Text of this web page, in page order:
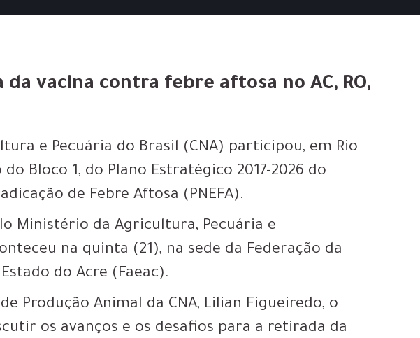
vacina contra febre aftosa no AC, RO,
e Pecuária do Brasil (CNA) participou, em Rio
Bloco 1, do Plano Estratégico 2017-2026 do
de Febre Aftosa (PNEFA).
Ministério da Agricultura, Pecuária e
na quinta (21), na sede da Federação da
do Acre (Faeac).
Produção Animal da CNA, Lilian Figueiredo, o
os avanços e os desafios para a retirada da